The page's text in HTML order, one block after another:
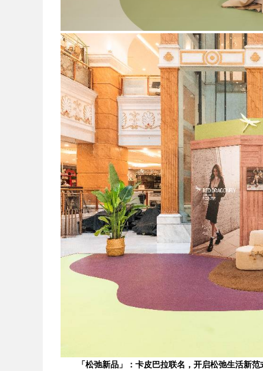
「松弛新品」：卡皮巴拉联名，开启松弛生活新范